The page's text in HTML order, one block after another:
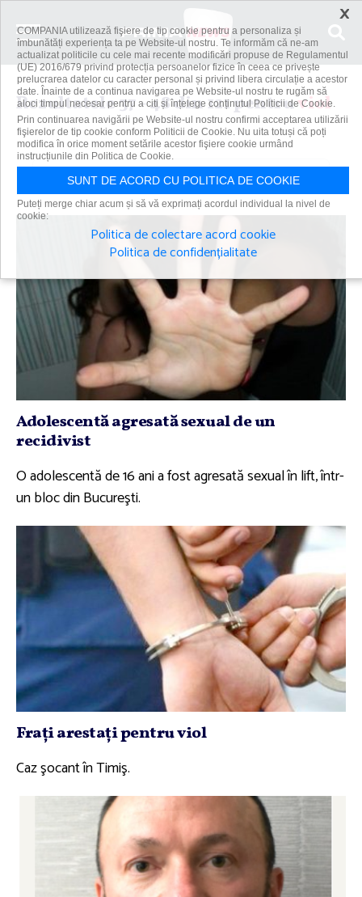
Rezultatele 37 - 48 din 121 pentruviol
Caută
Adolescentă agresată sexual de un
recidivist
O adolescentă de 16 ani a fost agresată sexual în lift, într-
un bloc din Bucureşti.
Fraţi arestaţi pentru viol
Caz şocant în Timiş.
×
COMPANIA utilizează fişiere de tip cookie pentru a personaliza și
îmbunătăți experiența ta pe Website-ul nostru. Te informăm că ne-am
actualizat politicile cu cele mai recente modificări propuse de Regulamentul
(UE) 2016/679 privind protecția persoanelor fizice în ceea ce privește
prelucrarea datelor cu caracter personal și privind libera circulație a acestor
date. Înainte de a continua navigarea pe Website-ul nostru te rugăm să
aloci timpul necesar pentru a citi și înțelege conținutul Politicii de Cookie.
Prin continuarea navigării pe Website-ul nostru confirmi acceptarea utilizării
fişierelor de tip cookie conform Politicii de Cookie. Nu uita totuși că poți
modifica în orice moment setările acestor fişiere cookie urmând
instrucțiunile din Politica de Cookie.
SUNT DE ACORD CU POLITICA DE COOKIE
Puteți merge chiar acum și să vă exprimați acordul individual la nivel de
cookie:
Politica de colectare acord cookie
Politica de confidențialitate